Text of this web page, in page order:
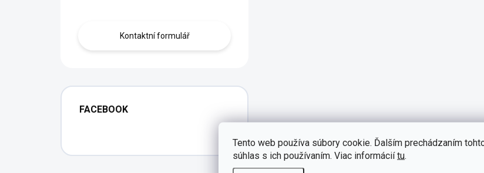
Tento web používa súbory cookie. Ďalším prechádzaním
súhlas s ich používaním. Viac informáciítu.
Kontaktní formulář
FACEBOOK